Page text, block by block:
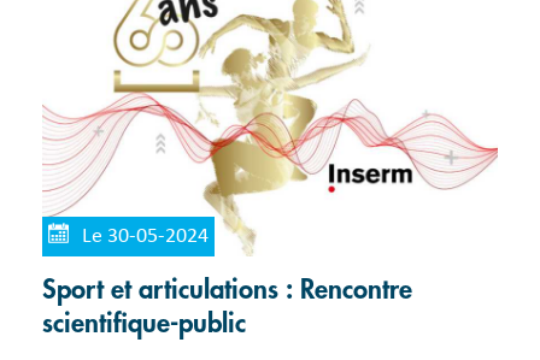
Le 30-05-2024
Sport et articulations : Rencontre
scientifique-public